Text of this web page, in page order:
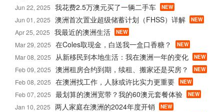
Jun 22, 2025 我花费2.5万澳元买了一辆二手车 NEW
Jun 01, 2025 澳洲首次置业超级储蓄计划（FHSS）详解 NEW
Apr 25, 2025 我最近的澳洲生活 NEW
Mar 29, 2025 在Coles取现金，白送我一盒口香糖？ NEW
Mar 08, 2025 从新移民到本地生活：我在澳洲一年的变化 NEW
Feb 09, 2025 澳洲租房合约到期，续租、搬家还是买房？ NEW
Feb 08, 2025 在澳洲找工作，人脉或许比实力更重要 NEW
Feb 07, 2025 最划算的澳洲宽带？我的60澳元套餐体验 NEW
Jan 10, 2025 两人家庭在澳洲的2024年度开销 NEW